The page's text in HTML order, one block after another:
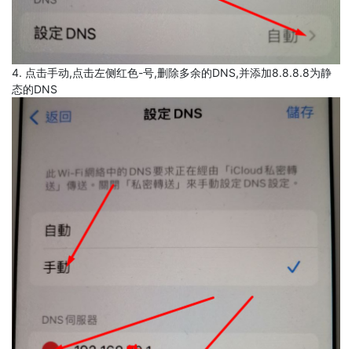
4. 点击手动,点击左侧红色-号,删除多余的DNS,并添加8.8.8.8为静
态的DNS